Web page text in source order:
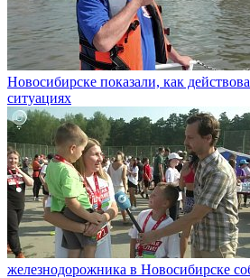
Новосибирске показали, как
ситуациях
железнодорожника в Новосибирске